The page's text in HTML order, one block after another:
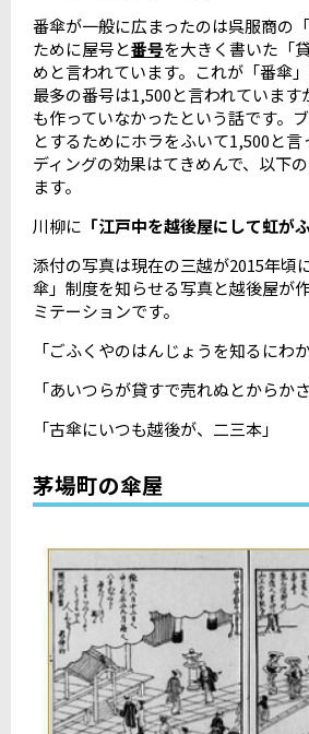
番傘が一般に広まったのは呉服商の
ために屋号と番号を大きく書いた「
めと言われています。これが「番傘
最多の番号は1,500と言われていま
も作っていなかったという話です。
とするためにホラをふいて1,500と
ディングの効果はてきめんで、以下
ます。
川柳に 「江戸中を越後屋にして虹がふ
添付の写真は現在の三越が2015年頃
傘」制度を知らせる写真と越後屋が
ミテーションです。
「ごふくやのはんじょうを知るにわか
「あいつらが貸すで売れぬとからかさ
「古傘にいつも越後が、二三本」
茅場町の傘屋